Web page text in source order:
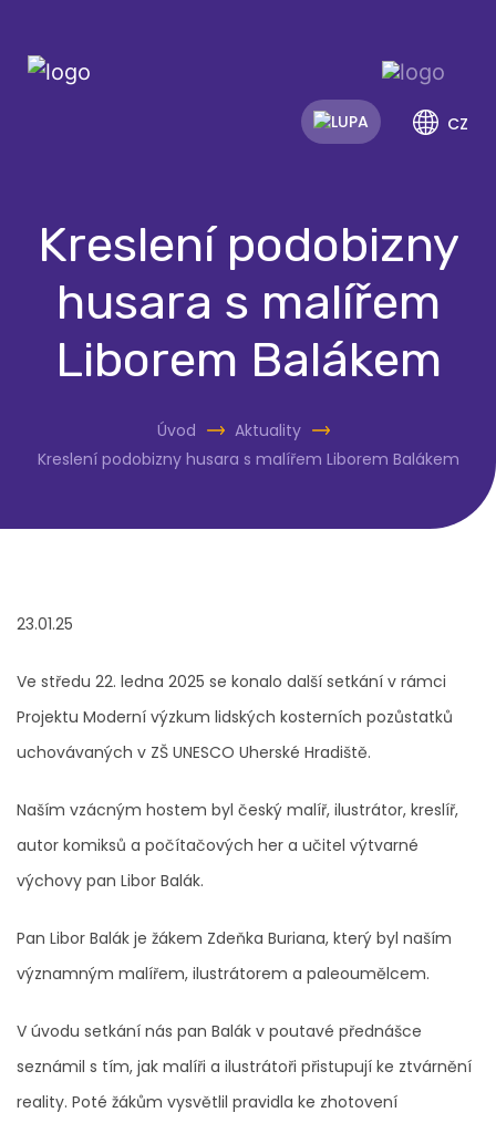
CZ
Kreslení podobizny
husara s malířem
Liborem Balákem
Úvod
Aktuality
Kreslení podobizny husara s malířem Liborem Balákem
23.01.25
Ve středu 22. ledna 2025 se konalo další setkání v rámci
Projektu Moderní výzkum lidských kosterních pozůstatků
uchovávaných v ZŠ UNESCO Uherské Hradiště.
Naším vzácným hostem byl český malíř, ilustrátor, kreslíř,
autor komiksů a počítačových her a učitel výtvarné
výchovy pan Libor Balák.
Pan Libor Balák je žákem Zdeňka Buriana, který byl naším
významným malířem, ilustrátorem a paleoumělcem.
V úvodu setkání nás pan Balák v poutavé přednášce
seznámil s tím, jak malíři a ilustrátoři přistupují ke ztvárnění
reality. Poté žákům vysvětlil pravidla ke zhotovení